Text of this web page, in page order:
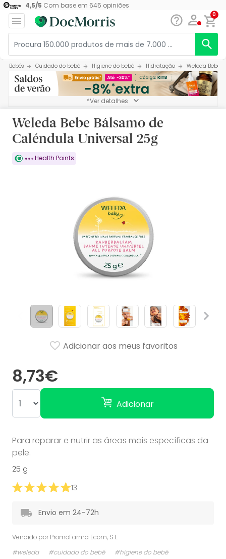
4,5/5 Com base em 645 opiniões
0
Bebés Cuidado do bebé Higiene do bebé Hidratação Weleda Bebe
*Ver detalhes
Weleda Bebe Bálsamo de
Caléndula Universal 25g
Health Points
8,73€
Adicionar
Adicionar aos meus favoritos
Para reparar e nutrir as áreas mais específicas da
pele.
25 g
13
Envio em 24-72h
Vendido por PromoFarma Ecom, S.L.
#weleda
#cuidado do bebé
#higiene do bebé